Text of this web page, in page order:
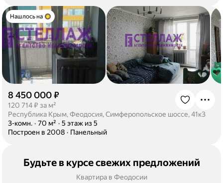
Нашлось на
8 450 000 ₽
120 714 ₽ за м²
Республика Крым, Феодосия, Симферопольское шоссе, 41к3
3-комн. · 70 м² · 5 этаж из 5
Построен в 2008 · Панельный
Будьте в курсе свежих предложений
Квартира в Феодосии